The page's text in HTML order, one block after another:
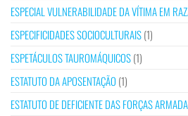
ESPECIAL VULNERABILIDADE DA VÍTIMA EM
ESPECIFICIDADES SOCIOCULTURAIS(1)
ESPETÁCULOS TAUROMÁQUICOS(1)
ESTATUTO DA APOSENTAÇÃO (1)
ESTATUTO DE DEFICIENTE DAS FORÇAS